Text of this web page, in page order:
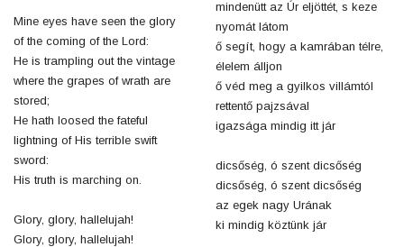
Mine eyes have seen the glory
of the coming of the Lord:
He is trampling out the vintage
where the grapes of wrath are
stored;
He hath loosed the fateful
lightning of His terrible swift
sword:
His truth is marching on.
Glory, glory, hallelujah!
Glory, glory, hallelujah!
mindenütt az Úr eljöttét, s keze
nyomát látom
ő segít, hogy a kamrában télre,
élelem álljon
ő véd meg a gyilkos villámtól
rettentő pajzsával
igazsága mindig itt jár
dicsőség, ó szent dicsőség
dicsőség, ó szent dicsőség
az egek nagy Urának
ki mindig köztünk jár